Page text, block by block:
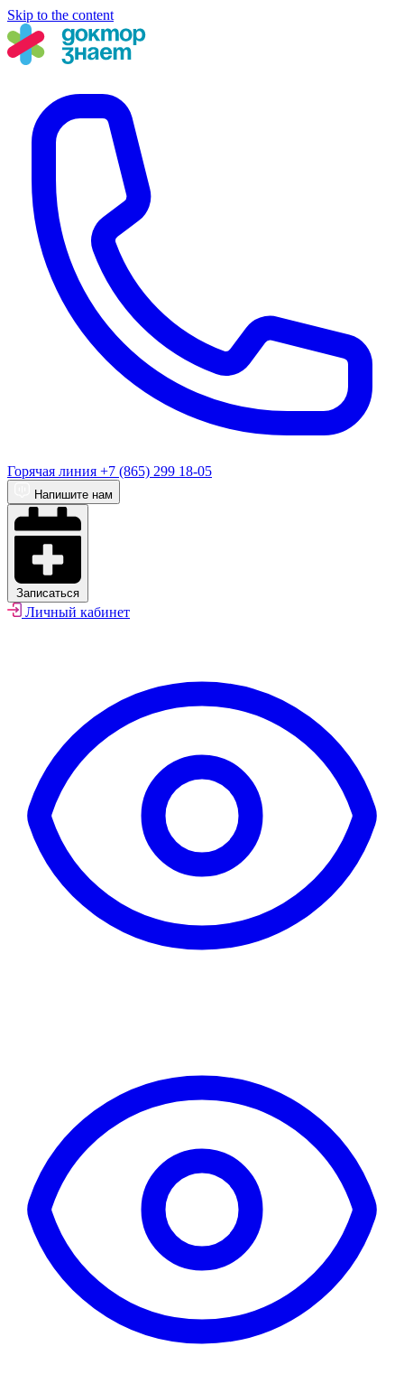
Skip to the content
Горячая линия +7 (865) 299 18-05
Напишите нам
Записаться
Личный кабинет